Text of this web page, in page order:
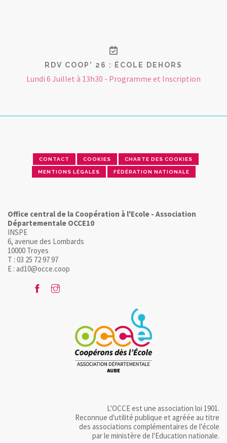
RDV COOP' 26 : ÉCOLE DEHORS
Lundi 6 Juillet à 13h30 - Programme et Inscription
CONTACT COOKIES CHARTE DES COOKIES
MENTIONS LÉGALES FÉDÉRATION NATIONALE
Office central de la Coopération à l'Ecole - Association
Départementale OCCE10
INSPE
6, avenue des Lombards
10000 Troyes
T : 03 25 72 97 97
E : ad10@occe.coop
L'OCCE est une association loi 1901.
Reconnue d'utilité publique et agréée au titre
des associations complémentaires de l'école
par le ministère de l'Education nationale.